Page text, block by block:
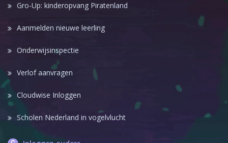
Gro-Up: kinderopvang Piratenland
Aanmelden nieuwe leerling
Onderwijsinspectie
Verlof aanvragen
Cloudwise Inloggen
Scholen Nederland in vogelvlucht